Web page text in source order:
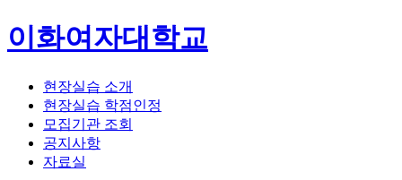
이화여자대학교
현장실습 소개
현장실습 학점인정
모집기관 조회
공지사항
자료실